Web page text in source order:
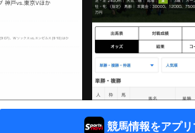
競馬情報をアプリ